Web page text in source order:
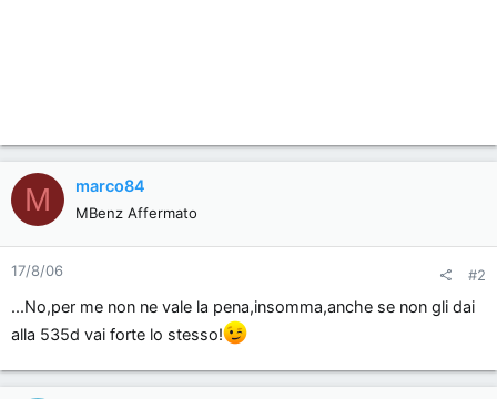
M marco84
MBenz Affermato
17/8/06 #2
...No,per me non ne vale la pena,insomma,anche se non gli dai
alla 535d vai forte lo stesso!